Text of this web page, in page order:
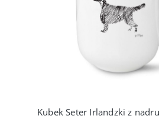
Kubek Seter Irlandzki z